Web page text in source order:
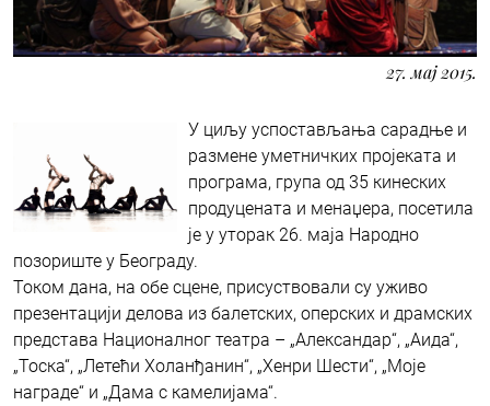
27. мај 2015.
У циљу успостављања сарадње и
размене уметничких пројеката и
програма, група од 35 кинеских
продуцената и менаџера, посетила
је у уторак 26. маја Народно
позориште у Београду.
Током дана, на обе сцене, присуствовали су уживо
презентацији делова из балетских, оперских и драмских
представа Националног театра – „Александар“, „Аида“,
„Тоска“, „Летећи Холанђанин“, „Хенри Шести“, „Моје
награде“ и „Дама с камелијама“.